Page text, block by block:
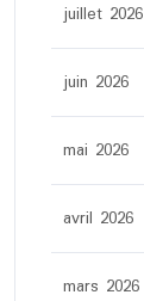
juillet 2026
juin 2026
mai 2026
avril 2026
mars 2026